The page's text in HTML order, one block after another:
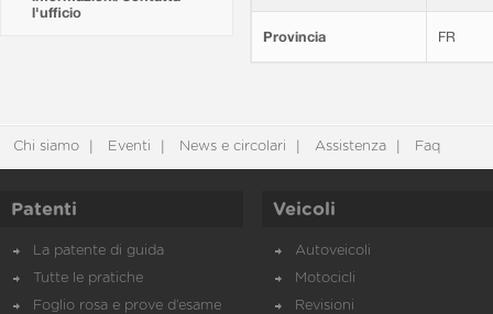
l'ufficio
Provincia FR
Chi siamo Eventi News e circolari Assistenza Faq
Patenti
La patente di guida
Tutte le pratiche
Foglio rosa e prove d’esame
Veicoli
Autoveicoli
Motocicli
Revisioni